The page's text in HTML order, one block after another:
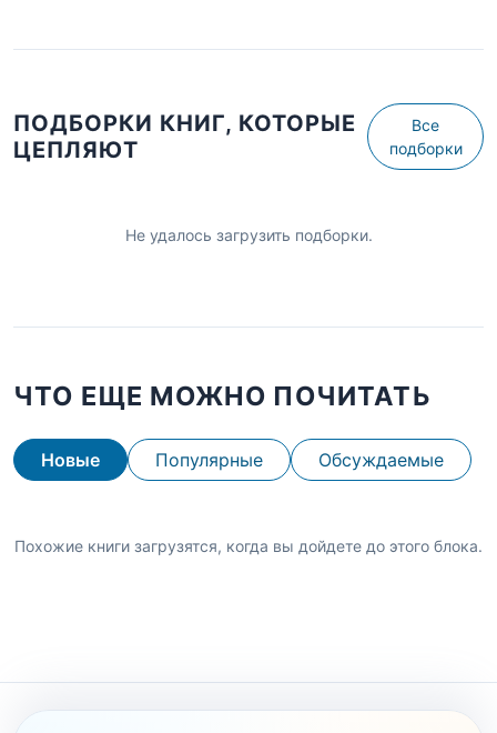
ПОДБОРКИ КНИГ, КОТОРЫЕ
ЦЕПЛЯЮТ
Все
подборки
Не удалось загрузить подборки.
ЧТО ЕЩЕ МОЖНО ПОЧИТАТЬ
Новые Популярные Обсуждаемые
Похожие книги загрузятся, когда вы дойдете до этого блока.